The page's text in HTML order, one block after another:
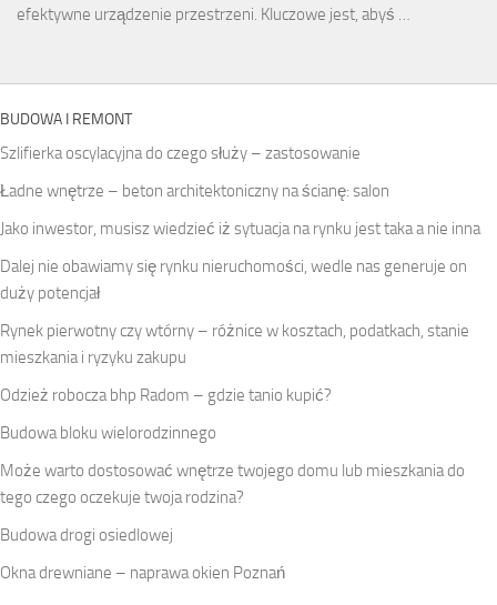
efektywne urządzenie przestrzeni. Kluczowe jest, abyś …
BUDOWA I REMONT
Szlifierka oscylacyjna do czego służy – zastosowanie
Ładne wnętrze – beton architektoniczny na ścianę: salon
Jako inwestor, musisz wiedzieć iż sytuacja na rynku jest taka a nie inna
Dalej nie obawiamy się rynku nieruchomości, wedle nas generuje on
duży potencjał
Rynek pierwotny czy wtórny – różnice w kosztach, podatkach, stanie
mieszkania i ryzyku zakupu
Odzież robocza bhp Radom – gdzie tanio kupić?
Budowa bloku wielorodzinnego
Może warto dostosować wnętrze twojego domu lub mieszkania do
tego czego oczekuje twoja rodzina?
Budowa drogi osiedlowej
Okna drewniane – naprawa okien Poznań